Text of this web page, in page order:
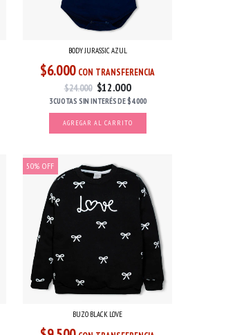
BODY JURASSIC AZUL
$6.000 CON TRANSFERENCIA
$24.000 $12.000
3 CUOTAS SIN INTERÉSDE$4.000
AGREGAR AL CARRITO
50%OFF
BUZO BLACK LOVE